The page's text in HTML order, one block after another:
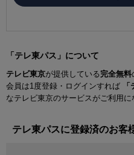
「テレ東パス」について
テレビ東京が提供している完全無料
会員は1度登録・ログインすれば
なテレビ東京のサービスがご利用に
テレ東パスに登録済のお客